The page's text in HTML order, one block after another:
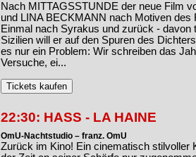
Nach MITTAGSSTUNDE der neue Film
und LINA BECKMANN nach Motiven
Einmal nach Syrakus und zurück -
Sizilien will er auf den Spuren des
es nur ein Problem: Wir schreiben das
Versuche, ei...
22:30: HASS - LA HAINE
OmU-Nachtstudio – franz. OmU
Zurück im Kino! Ein cinematisch